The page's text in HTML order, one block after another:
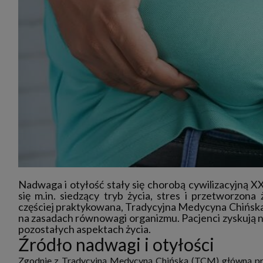
2.
3.
móc
Cię
Twoje
Na
Nadwaga i otyłość stały się chorobą cywilizacyjną
się m.in. siedzący tryb życia, stres i przetworzona
częściej praktykowana, Tradycyjna Medycyna
na zasadach równowagi organizmu. Pacjenci
pozostałych aspektach życia.
Źródło nadwagi i otyłości
Zgodnie z Tradycyjną Medycyną Chińską (TCM) główną